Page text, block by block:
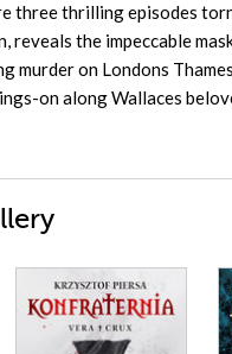
three thrilling episodes
reveals the impeccable
murder on Londons
on along Wallaces